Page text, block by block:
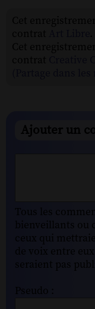
Ajouter un
Tous les
bienveillants ou
ceux qui
de voix entre
seraient pas
Pseudo :